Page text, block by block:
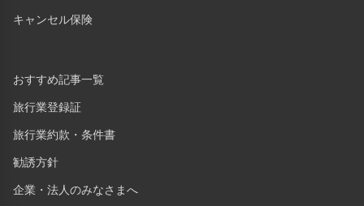
キャンセル保険
おすすめ記事一覧
旅行業登録証
旅行業約款・条件書
勧誘方針
企業・法人のみなさまへ